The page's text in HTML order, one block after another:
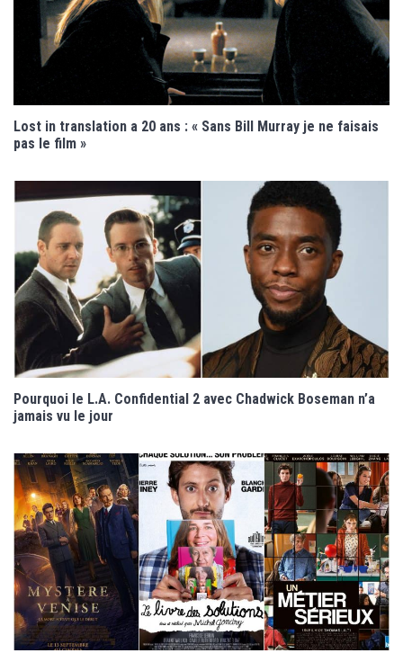
Lost in translation a 20 ans : « Sans Bill Murray je ne faisais
pas le film »
Pourquoi le L.A. Confidential 2 avec Chadwick Boseman n’a
jamais vu le jour